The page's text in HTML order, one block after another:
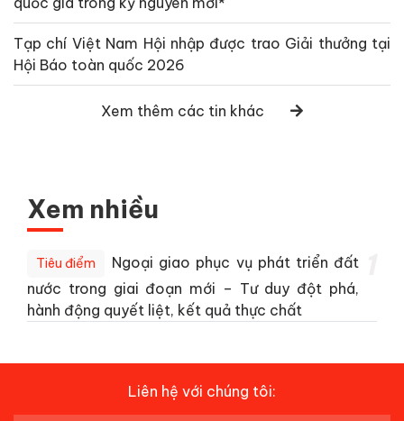
Tạp chí Việt Nam Hội nhập được trao Giải thưởng tại
Hội Báo toàn quốc 2026
Xem thêm các tin khác
Xem nhiều
Tiêu điểm
Ngoại giao phục vụ phát triển đất
nước trong giai đoạn mới – Tư duy đột phá,
hành động quyết liệt, kết quả thực chất
Liên hệ với chúng tôi: